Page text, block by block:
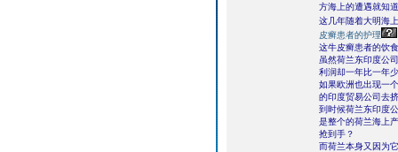
方海上的遭遇就知
这几年随着大明海
皮癣患者的护理
这牛皮癣患者的饮
虽然荷兰东印度公
利润却一年比一年
如果欧洲也出现一
的印度贸易公司去
到时候荷兰东印度
是整个的荷兰海上
抢到手？
而荷兰本身又因为